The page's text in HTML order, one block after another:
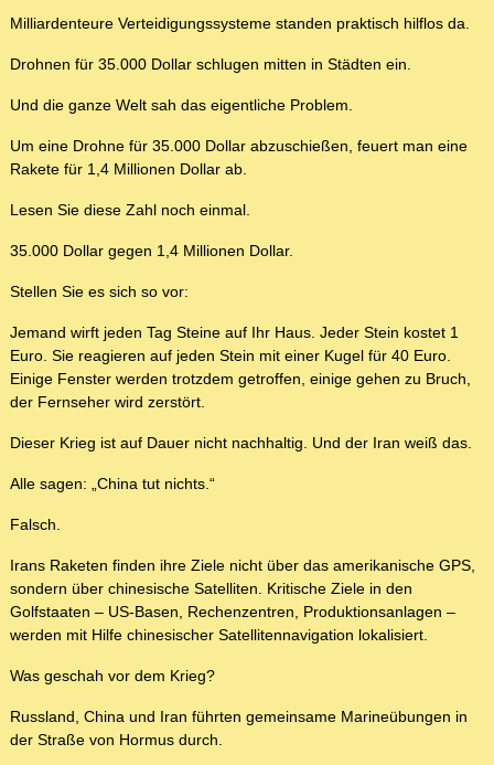
Milliardenteure Verteidigungssysteme standen praktisch hilflos da.
Drohnen für 35.000 Dollar schlugen mitten in Städten ein.
Und die ganze Welt sah das eigentliche Problem.
Um eine Drohne für 35.000 Dollar abzuschießen, feuert man eine
Rakete für 1,4 Millionen Dollar ab.
Lesen Sie diese Zahl noch einmal.
35.000 Dollar gegen 1,4 Millionen Dollar.
Stellen Sie es sich so vor:
Jemand wirft jeden Tag Steine auf Ihr Haus. Jeder Stein kostet 1
Euro. Sie reagieren auf jeden Stein mit einer Kugel für 40 Euro.
Einige Fenster werden trotzdem getroffen, einige gehen zu Bruch,
der Fernseher wird zerstört.
Dieser Krieg ist auf Dauer nicht nachhaltig. Und der Iran weiß das.
Alle sagen: „China tut nichts.“
Falsch.
Irans Raketen finden ihre Ziele nicht über das amerikanische GPS,
sondern über chinesische Satelliten. Kritische Ziele in den
Golfstaaten – US-Basen, Rechenzentren, Produktionsanlagen –
werden mit Hilfe chinesischer Satellitennavigation lokalisiert.
Was geschah vor dem Krieg?
Russland, China und Iran führten gemeinsame Marineübungen in
der Straße von Hormus durch.